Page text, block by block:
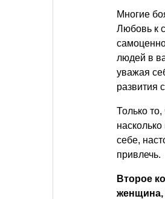
Многие
Любовь к
людей в
уважая
развития
Только
себе,
привлечь.
Второе
женщина,